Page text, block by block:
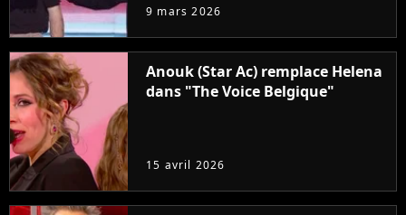
9 mars 2026
Anouk (Star Ac) remplace Helena
dans "The Voice Belgique"
15 avril 2026